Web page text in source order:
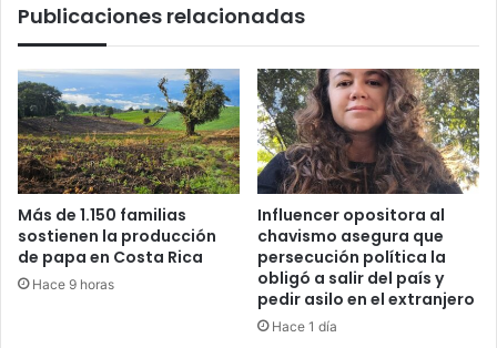
Publicaciones relacionadas
Más de 1.150 familias
sostienen la producción
de papa en Costa Rica
Hace 9 horas
Influencer opositora al
chavismo asegura que
persecución política la
obligó a salir del país y
pedir asilo en el extranjero
Hace 1 día